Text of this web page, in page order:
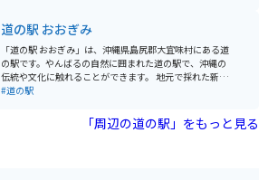
にもアクセスできます。
の食材を使った料理を楽しむことができます。また、道
の駅に隣接して、野球場や多目的広場などのスポーツ施
設を備えた「ぎのざ運動公園」があります。 ツーリング
の休憩場所としても最適な場所で、沖縄の自然を感じな
がら、地元の美味しいものを楽しんでみてはいかがでし
ルやマンゴーなどの果物の産地としても知られていま
道の駅 おおぎみ
「道の駅 おおぎみ」は、沖縄県島尻郡大宜味村にある道
の駅です。やんばるの自然に囲まれた道の駅で、沖縄の
伝統や文化に触れることができます。 地元で採れた新鮮
な野菜や果物が販売されているほか、沖縄そばなどの軽
色を楽しみながらツーリングするのがおすすめです。 大
宜味村はシークヮーサーの産地としても有名で、道の駅
#道の駅
「周辺の道の駅」をもっと見る